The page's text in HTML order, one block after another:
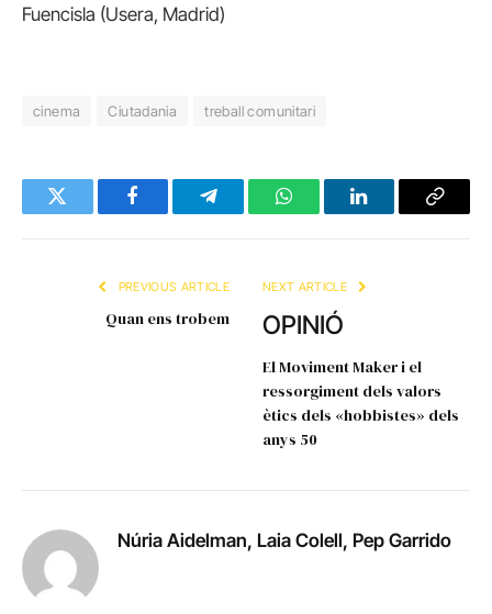
Fuencisla (Usera, Madrid)
cinema Ciutadania treball comunitari
Twitter FacebookTelegramWhatsAppLinkedInCopy
PREVIOUS ARTICLE
Quan ens trobem
NEXT ARTICLE
OPINIÓ
El Moviment Maker i el
ressorgiment dels valors
ètics dels «hobbistes» dels
anys 50
Núria Aidelman, Laia Colell, Pep Garrido